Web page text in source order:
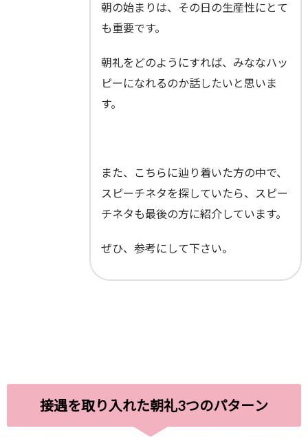
朝の始まりは、その日の生産性にとて
も重要です。
朝礼をどのようにすれば、みななハッ
ピーになれるのか話したいと思いま
す。
また、こちらに辿り着いた方の中で、
スピーチネタを探していたら、スピー
チネタも最後の方に紹介しています。
ぜひ、参考にして下さい。
接遇を取り入れた朝礼3つのパターン